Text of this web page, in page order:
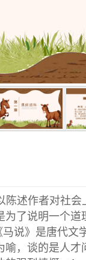
陈述作者对社
为了说明一个
说》是唐代文
，谈的是人